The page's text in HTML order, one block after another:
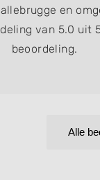
en
van 5.0 uit
beoordeling.
Alle